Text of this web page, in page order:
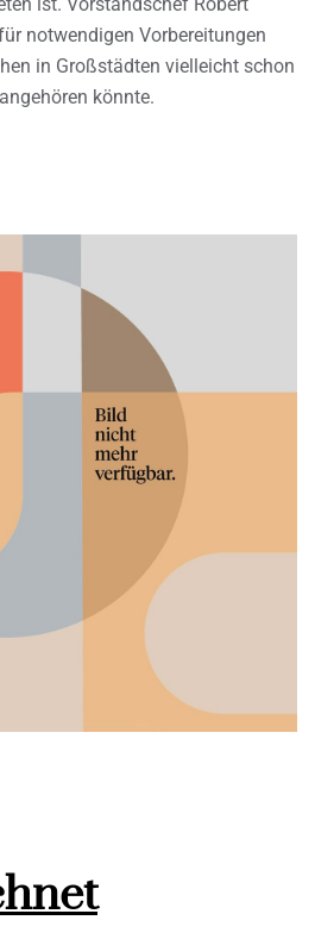
notwendigen Vorbereitungen
in Großstädten vielleicht schon
könnte.